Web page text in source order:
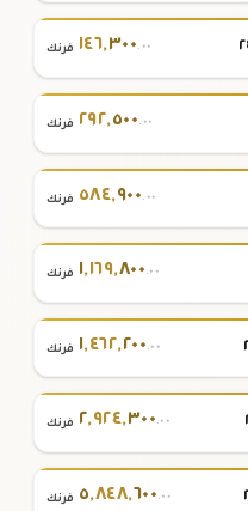
١٤٦,٣٠٠.٠٠ فرنك
٢٩٢,٥٠٠.٠٠ فرنك
٥٨٤,٩٠٠.٠٠ فرنك
١,١٦٩,٨٠٠.٠٠ فرنك
١,٤٦٢,٢٠٠.٠٠ فرنك
٢ ,٩٢٤,٣٠٠.٠٠ فرنك
٥,٨٤٨,٦٠٠.٠٠ فرنك